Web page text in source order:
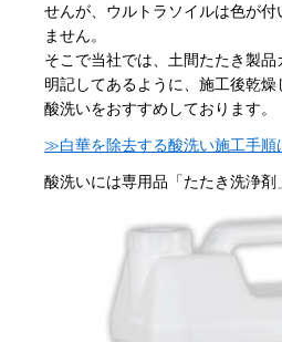
せんが、ウルトラソイルは色が付
ません。
そこで当社では、土間たたき製
明記してあるように、施工後乾
酸洗いをおすすめしております。
≫白華を除去する酸洗い施工手順
酸洗いには専用品「たたき洗浄剤